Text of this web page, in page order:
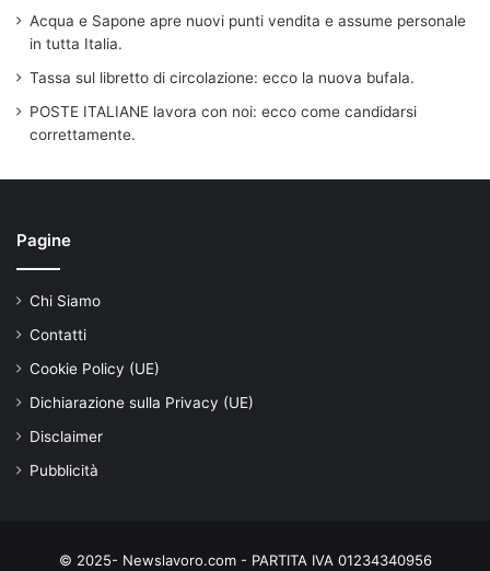
Acqua e Sapone apre nuovi punti vendita e assume personale
in tutta Italia.
Tassa sul libretto di circolazione: ecco la nuova bufala.
POSTE ITALIANE lavora con noi: ecco come candidarsi
correttamente.
Pagine
Chi Siamo
Contatti
Cookie Policy (UE)
Dichiarazione sulla Privacy (UE)
Disclaimer
Pubblicità
© 2025- Newslavoro.com - PARTITA IVA 01234340956